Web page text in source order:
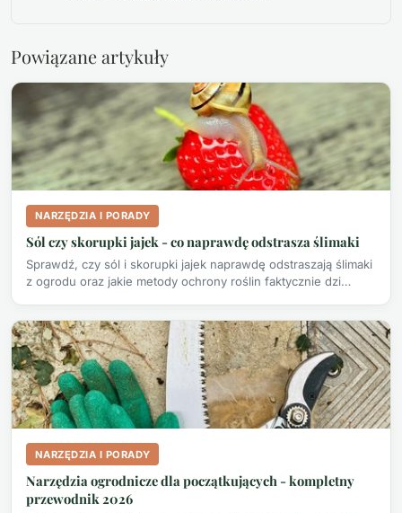
Powiązane artykuły
NARZĘDZIA I PORADY
Sól czy skorupki jajek - co naprawdę odstrasza ślimaki
Sprawdź, czy sól i skorupki jajek naprawdę odstraszają ślimaki
z ogrodu oraz jakie metody ochrony roślin faktycznie dzi…
NARZĘDZIA I PORADY
Narzędzia ogrodnicze dla początkujących - kompletny
przewodnik 2026